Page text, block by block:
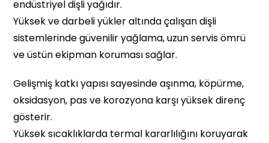
endüstriyel dişli yağıdır.
Yüksek ve darbeli yükler altında çalışan dişli
sistemlerinde güvenilir yağlama, uzun servis ömrü
ve üstün ekipman koruması sağlar.
Gelişmiş katkı yapısı sayesinde aşınma, köpürme,
oksidasyon, pas ve korozyona karşı yüksek direnç
gösterir.
Yüksek sıcaklıklarda termal kararlılığını koruyarak